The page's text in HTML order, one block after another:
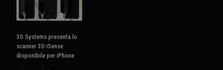
3D Systems presenta lo
scanner 3D iSense
disponibile per iPhone